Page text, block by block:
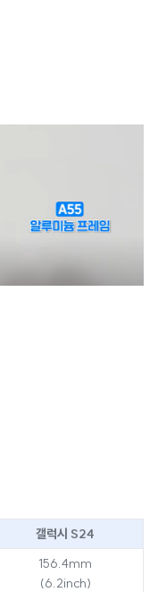
갤럭시 S24
156.4mm
(6.2inch)